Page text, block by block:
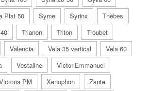
Plat 50 Syme Syrinx
Thèbes
Trianon Triton
Troubet
Valencia Vela 35 vertical
Vela 60
Vestaline
Victor-Emmanuel
PM Xenophon
Zante